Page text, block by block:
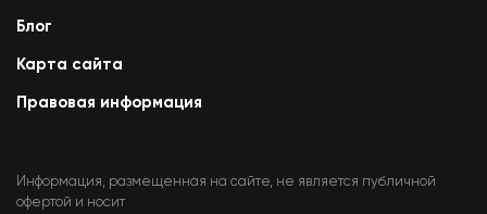
Блог
Карта сайта
Правовая информация
Информация, размещенная на сайте, не является публичной
офертой и носит